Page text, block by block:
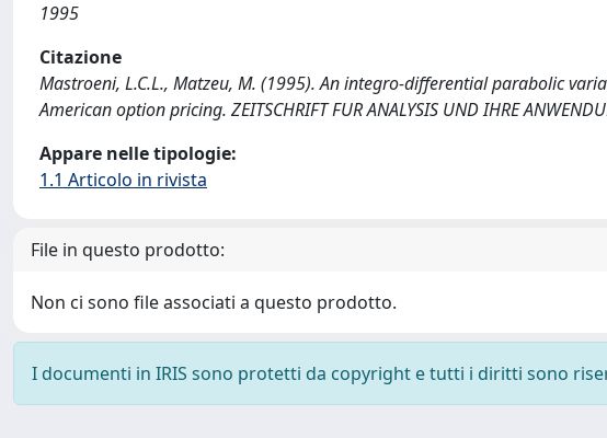
1995
Citazione
Mastroeni, L.C.L., Matzeu, M. (1995). An integro-differential parabolic
American option pricing. ZEITSCHRIFT FUR ANALYSIS UND IHRE
Appare nelle tipologie:
1.1 Articolo in rivista
File in questo prodotto:
Non ci sono file associati a questo prodotto.
I documenti in IRIS sono protetti da copyright e tutti i diritti sono